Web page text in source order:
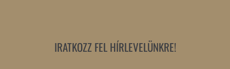
IRATKOZZ FEL HÍRLEVELÜNKRE!